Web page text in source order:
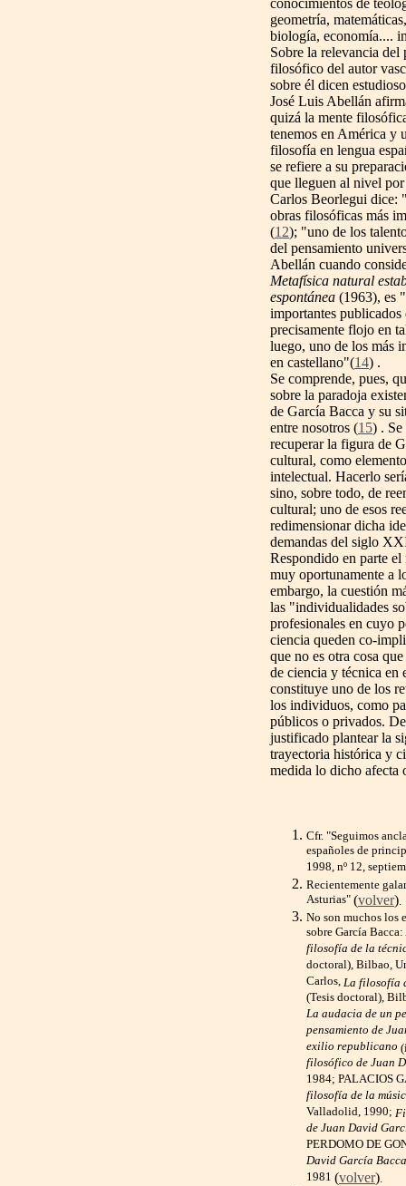
conocimientos de
geometría,
biología, economía....
Sobre la relevancia
filosófico del autor
sobre él dicen
José Luis Abellán
quizá la mente
tenemos en América y
filosofía en lengua
se refiere a su
que lleguen al nivel
Carlos Beorlegui dice:
obras filosóficas más
(12); "uno de los
del pensamiento
Abellán cuando
Metafísica natural
espontánea (1963), es
importantes publicados
precisamente flojo en
luego, uno de los más
en castellano"(14) .
Se comprende, pues,
sobre la paradoja
de García Bacca y su
entre nosotros (15) . Se
recuperar la figura de
cultural, como
intelectual. Hacerlo
sino, sobre todo, de
cultural; uno de esos
redimensionar dicha
demandas del siglo
Respondido en parte
muy oportunamente a
embargo, la cuestión
las "individualidades
profesionales en cuyo
ciencia queden co-
que no es otra cosa
de ciencia y técnica en
constituye uno de los
los individuos, como
públicos o privados.
justificado plantear la
trayectoria histórica y
medida lo dicho
Cfr. "Seguimos
españoles de
1998, nº 12,
Recientemente
Asturias"(volver).
No son muchos los
sobre García
filosofía de la
doctoral), Bilbao,
Carlos, La filosofía
(Tesis doctoral),
La audacia de un
pensamiento de
exilio republicano
filosófico de Juan
1984; PALACIOS
filosofía de la
Valladolid, 1990;
de Juan David
PERDOMO DE
David García Bacca
1981 (volver).